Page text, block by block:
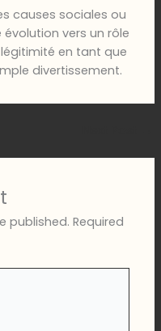
causes sociales ou
vers un rôle
en tant que
divertissement.
published. Required